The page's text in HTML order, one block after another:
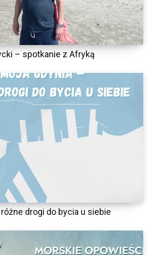
– spotkanie z Afryką
drogi do bycia u siebie